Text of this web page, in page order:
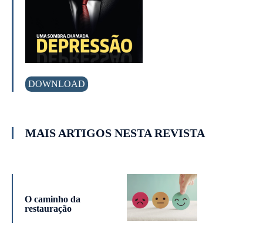
DOWNLOAD
MAIS ARTIGOS NESTA REVISTA
O caminho da
restauração